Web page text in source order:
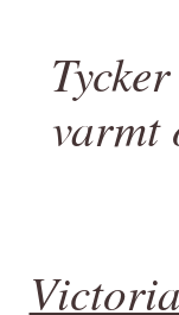
varmt
Victoria